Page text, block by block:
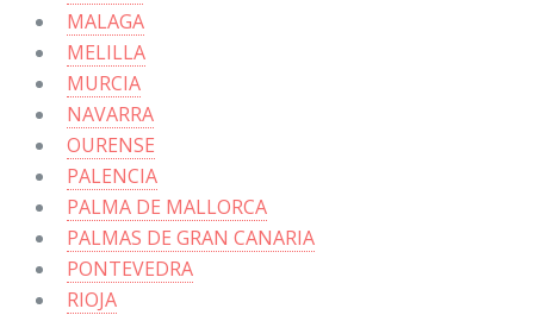
MALAGA
MELILLA
MURCIA
NAVARRA
OURENSE
PALENCIA
PALMA DE MALLORCA
PALMAS DE GRAN CANARIA
PONTEVEDRA
RIOJA